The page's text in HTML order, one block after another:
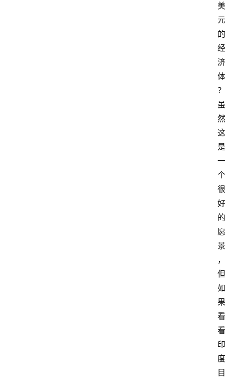
美
元
的
经
济
体
？
虽
然
这
是
一
个
很
好
的
愿
景
，
但
如
果
看
看
印
度
目